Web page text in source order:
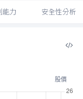
能力 安全性分析